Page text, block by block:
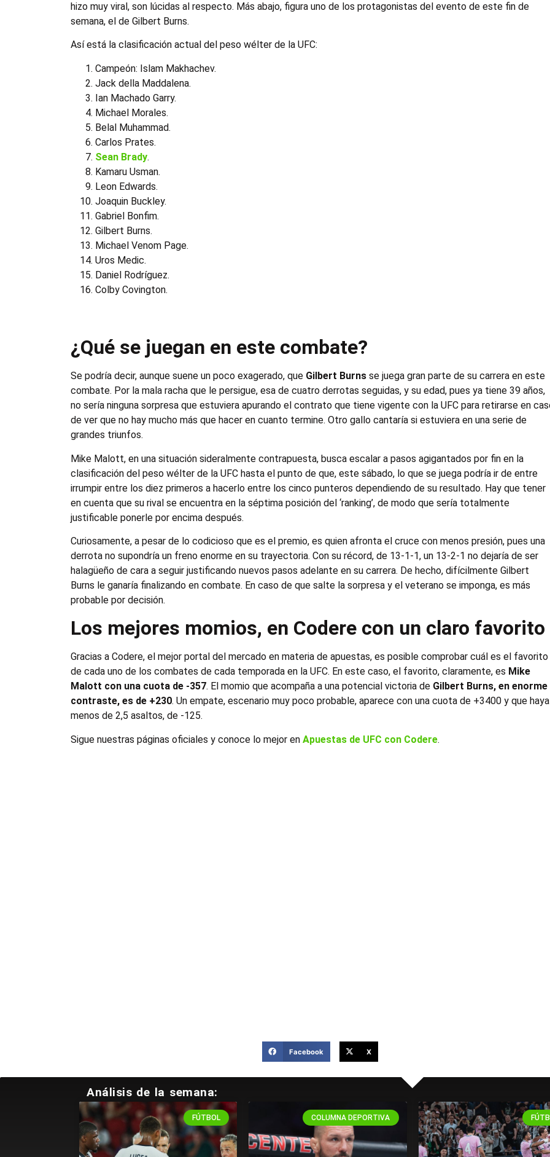
hizo muy viral, son lúcidas al respecto. Más abajo, figura uno de los protagonistas del evento de este fin de
semana, el de Gilbert Burns.
Así está la clasificación actual del peso wélter de la UFC:
Campeón: Islam Makhachev.
Jack della Maddalena.
Ian Machado Garry.
Michael Morales.
Belal Muhammad.
Carlos Prates.
Sean Brady.
Kamaru Usman.
Leon Edwards.
Joaquin Buckley.
Gabriel Bonfim.
Gilbert Burns.
Michael Venom Page.
Uros Medic.
Daniel Rodríguez.
Colby Covington.
¿Qué se juegan en este combate?
Se podría decir, aunque suene un poco exagerado, que Gilbert Burns se juega gran parte de su carrera en este
combate. Por la mala racha que le persigue, esa de cuatro derrotas seguidas, y su edad, pues ya tiene 39 años,
no sería ninguna sorpresa que estuviera apurando el contrato que tiene vigente con la UFC para retirarse en
de ver que no hay mucho más que hacer en cuanto termine. Otro gallo cantaría si estuviera en una serie de
grandes triunfos.
Mike Malott, en una situación sideralmente contrapuesta, busca escalar a pasos agigantados por fin en la
clasificación del peso wélter de la UFC hasta el punto de que, este sábado, lo que se juega podría ir de entre
irrumpir entre los diez primeros a hacerlo entre los cinco punteros dependiendo de su resultado. Hay que tener
en cuenta que su rival se encuentra en la séptima posición del ‘ranking’, de modo que sería totalmente
justificable ponerle por encima después.
Curiosamente, a pesar de lo codicioso que es el premio, es quien afronta el cruce con menos presión, pues una
derrota no supondría un freno enorme en su trayectoria. Con su récord, de 13-1-1, un 13-2-1 no dejaría de ser
halagüeño de cara a seguir justificando nuevos pasos adelante en su carrera. De hecho, difícilmente Gilbert
Burns le ganaría finalizando en combate. En caso de que salte la sorpresa y el veterano se imponga, es más
probable por decisión.
Los mejores momios, en Codere con un claro favorito
Gracias a Codere, el mejor portal del mercado en materia de apuestas, es posible comprobar cuál es el favorito
de cada uno de los combates de cada temporada en la UFC. En este caso, el favorito, claramente, es Mike
Malott con una cuota de -357. El momio que acompaña a una potencial victoria de Gilbert Burns, en enorme
contraste, es de +230. Un empate, escenario muy poco probable, aparece con una cuota de +3400 y que haya
menos de 2,5 asaltos, de -125.
Sigue nuestras páginas oficiales y conoce lo mejor enApuestas de UFC con Codere.
Facebook X
Análisis de la semana:
FÚTBOL COLUMNA DEPORTIVA